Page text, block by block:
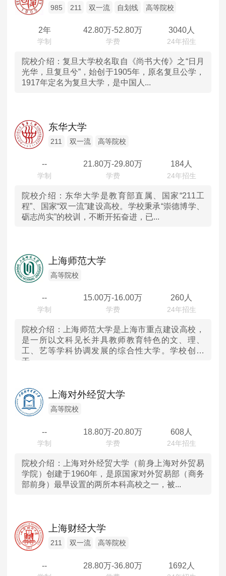
甘肃
宁夏
新疆
澳门
985 211 双一流 自划线 高等院校
2年 42.80万-52.80万 3040人
院校介绍： 复旦大学校名取自《尚书大传》之“日月
光华，旦复旦兮”，始创于1905年，原名复旦公学，
1917年定名为复旦大学，是中国人...
东华大学
211 双一流 高等院校
-- 21.80万-29.80万 184人
院校介绍： 东华大学是教育部直属、国家“211工
程”、国家“双一流”建设高校。学校秉承“崇德博学、
砺志尚实”的校训，不断开拓奋进，已...
上海师范大学
高等院校
-- 15.00万-16.00万 260人
院校介绍：
上海师范大学是上海市重点建设高校，
是一所以文科见长并具教师教育特色的文、理、
工、艺等学科协调发展的综合性大学。学校创建
于...
上海对外经贸大学
高等院校
-- 18.80万-20.80万 608人
院校介绍：
上海对外经贸大学（前身上海对外贸易
学院）创建于1960年，是原国家对外贸易部（商务
部前身）最早设置的两所本科高校之一，被...
上海财经大学
211 双一流 高等院校
-- 28.80万-36.80万 1692人